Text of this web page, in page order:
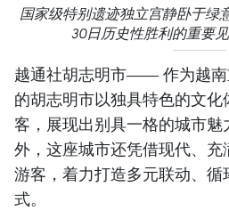
国家级特别遗迹独立宫静卧于绿
30日历史性胜利的重要
越通社胡志明市—— 作为越南
的胡志明市以独具特色的文
客，展现出别具一格的城市
外，这座城市还凭借现代、充
游客，着力打造多元联动、
式。